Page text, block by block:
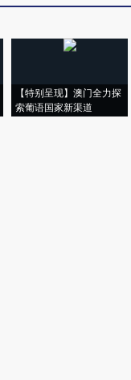
【特别呈现】澳门全力探
索葡语国家新渠道